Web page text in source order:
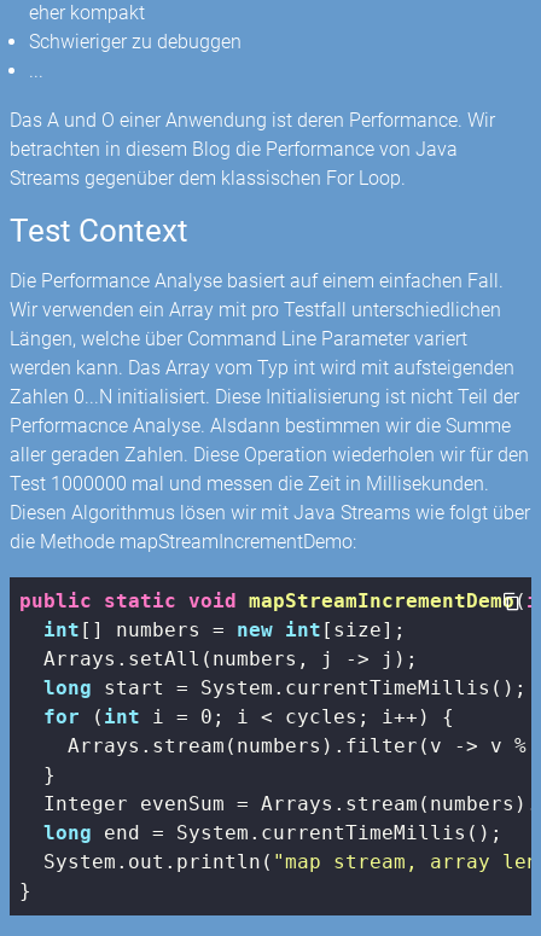
eher kompakt
Schwieriger zu debuggen
...
Das A und O einer Anwendung ist deren Performance. Wir
betrachten in diesem Blog die Performance von Java
Streams gegenüber dem klassischen For Loop.
Test Context
Die Performance Analyse basiert auf einem einfachen Fall.
Wir verwenden ein Array mit pro Testfall unterschiedlichen
Längen, welche über Command Line Parameter variert
werden kann. Das Array vom Typ int wird mit aufsteigenden
Zahlen 0...N initialisiert. Diese Initialisierung ist nicht Teil der
Performacnce Analyse. Alsdann bestimmen wir die Summe
aller geraden Zahlen. Diese Operation wiederholen wir für den
Test 1000000 mal und messen die Zeit in Millisekunden.
Diesen Algorithmus lösen wir mit Java Streams wie folgt über
die Methode mapStreamIncrementDemo:
public static void mapStreamIncrementDemo(
int [] numbers = new int [size];
  Arrays.setAll(numbers, j -> j);
long start = System.currentTimeMillis();
for ( int i = 0 ; i < cycles; i++) {
    Arrays.stream(numbers).filter(v -> v %
  }
Integer evenSum =
long end = System.currentTimeMillis();
  System.out.println(
"map stream, array
}